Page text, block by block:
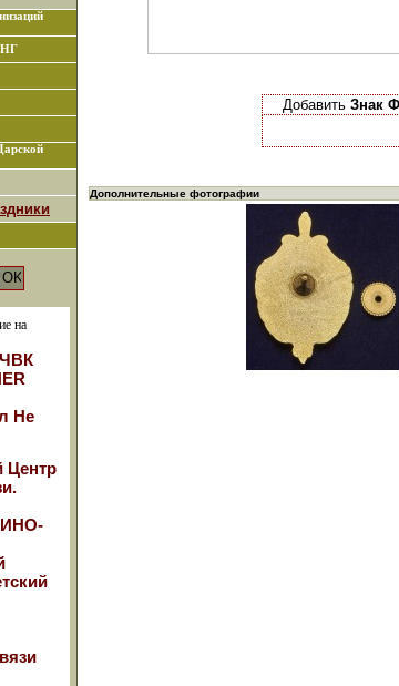
на
ЧВК
Не
Центр
ИНО-
Добавить Знак
Дополнительные фотографии